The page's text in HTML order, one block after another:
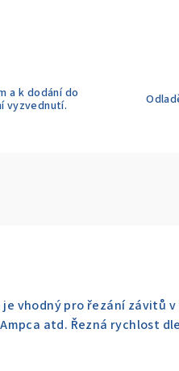
a k dodání do
vyzvednutí.
je vhodný pro řezání
atd. Řezná rychlost